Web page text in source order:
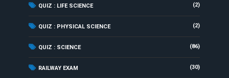
QUIZ : LIFE SCIENCE (2)
QUIZ : PHYSICAL SCIENCE (2)
QUIZ : SCIENCE (86)
RAILWAY EXAM (30)